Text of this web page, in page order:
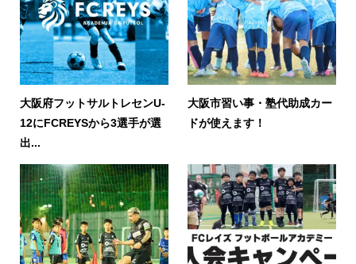
大阪府フットサルトレセンU-
12にFCREYSから3選手が選
出...
大阪市習い事・塾代助成カー
ドが使えます！